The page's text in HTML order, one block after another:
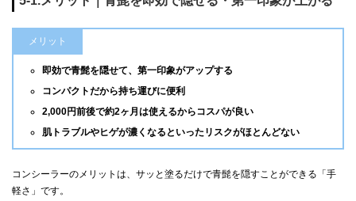
メリット
即効で青髭を隠せて、第一印象がアップする
コンパクトだから持ち運びに便利
2,000円前後で約2ヶ月は使えるからコスパが良い
肌トラブルやヒゲが濃くなるといったリスクがほとんどない
コンシーラーのメリットは、サッと塗るだけで青髭を隠すことができる「手
軽さ」です。